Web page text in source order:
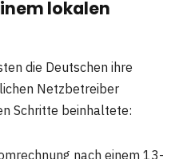
lokalen
die Deutschen ihre
Netzbetreiber
Schritte beinhaltete:
nach einem 13-